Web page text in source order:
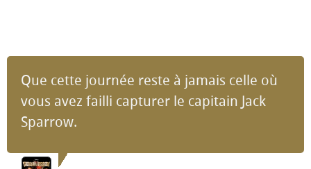
Que cette journée reste à jamais celle où
vous avez failli capturer le capitain Jack
Sparrow.